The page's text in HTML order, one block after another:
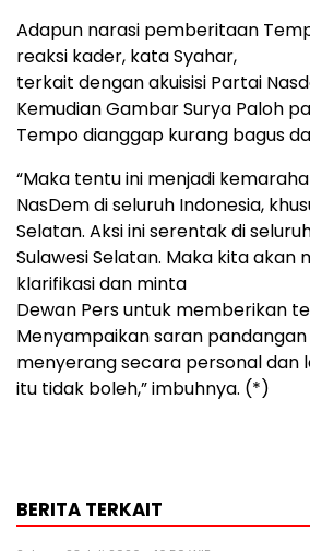
Adapun narasi pemberitaan
reaksi kader, kata Syahar,
terkait dengan akuisisi Partai
Kemudian Gambar Surya Paloh
Tempo dianggap kurang bagus
“Maka tentu ini menjadi
NasDem di seluruh Indonesia,
Selatan. Aksi ini serentak di
Sulawesi Selatan. Maka kita akan
klarifikasi dan minta
Dewan Pers untuk memberikan
Menyampaikan saran
menyerang secara personal dan
itu tidak boleh,” imbuhnya. (*)
BERITA TERKAIT